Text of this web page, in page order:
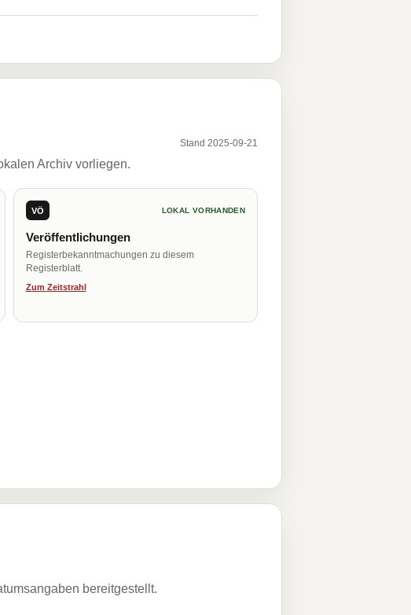
Stand 2025-09-21
Archiv vorliegen.
VÖ LOKAL VORHANDEN
Veröffentlichungen
Registerbekanntmachungen zu diesem
Registerblatt.
Zum Zeitstrahl
bereitgestellt.